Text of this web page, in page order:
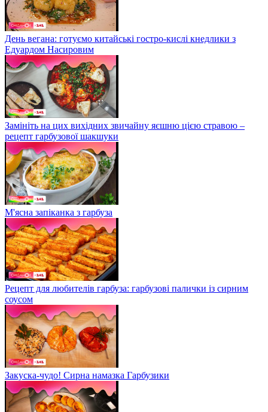
День вегана: готуємо китайські гостро-кислі кнедлики з
Едуардом Насировим
Замініть на цих вихідних звичайну яєшню цією стравою –
рецепт гарбузової шакшуки
М'ясна запіканка з гарбуза
Рецепт для любителів гарбуза: гарбузові палички із сирним
соусом
Закуска-чудо! Сирна намазка Гарбузики